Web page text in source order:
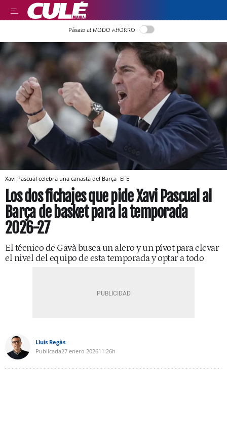
LEER EN CASTELLANO
Pásate al MODO AHORRO
Xavi Pascual celebra una canasta del Barça EFE
Los dos fichajes que pide Xavi Pascual al
Barça de basket para la temporada
2026-27
El técnico de Gavà busca un alero y un pívot para elevar
el nivel del equipo de esta temporada y optar a todo
Lluís Regàs
Publicada27 enero 202611:26h